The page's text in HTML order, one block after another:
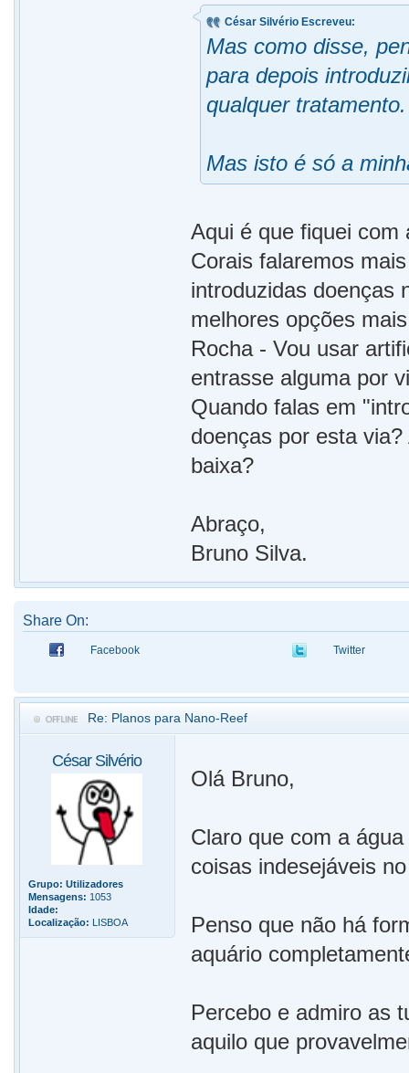
César Silvério Escreveu:
Mas como disse,
para depois
qualquer tratamento.
Mas isto é só a
Aqui é que fiquei com
Corais falaremos
introduzidas doenças
melhores opções
Rocha - Vou usar
entrasse alguma por
Quando falas em
doenças por esta
baixa?
Abraço,
Bruno Silva.
Share On:
Facebook Twitter
Re: Planos para Nano-Reef
César Silvério
Grupo: Utilizadores
Mensagens: 1053
Idade:
Localização: LISBOA
Olá Bruno,
Claro que com a
coisas indesejáveis
Penso que não há
aquário
Percebo e admiro as
aquilo que